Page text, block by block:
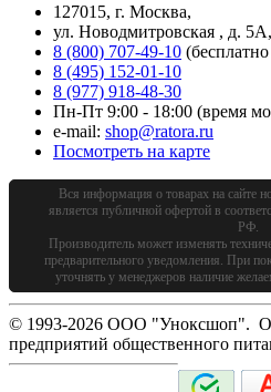
127015, г. Москва,
ул. Новодмитровская , д.
8 (800) 707-49-10
8 (495) 152-01-10
8 (977) 918-48-30
Пн-Пт 9:00 - 18:00 (время
e-mail: shop@ratora.ru
Посмотреть на карте
Вся информация о товарах на сайте
является публичной офертой в
РФ.
Производитель может изменять
предварительного уведомления. При
уточнять у менеджеров наличие
© 1993-2026 ООО "Уноксшоп".
предприятий общественного